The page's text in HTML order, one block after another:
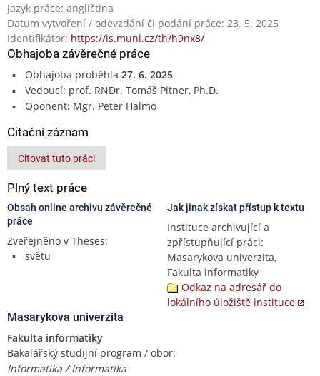
Jazyk práce: angličtina
Datum vytvoření / odevzdání či podání práce: 23. 5. 2025
Identifikátor: https://is.muni.cz/th/h9nx8/
Obhajoba závěrečné práce
Obhajoba proběhla 27. 6. 2025
Vedoucí: prof. RNDr. Tomáš Pitner, Ph.D.
Oponent: Mgr. Peter Halmo
Citační záznam
Citovat tuto práci
Plný text práce
Obsah online archivu závěrečné
práce
Zveřejněno v Theses:
světu
Jak jinak získat přístup k textu
Instituce archivující a
zpřístupňující práci:
Masarykova univerzita,
Fakulta informatiky
Odkaz na adresář do
lokálního úložiště instituce
Masarykova univerzita
Fakulta informatiky
Bakalářský studijní program / obor:
Informatika / Informatika